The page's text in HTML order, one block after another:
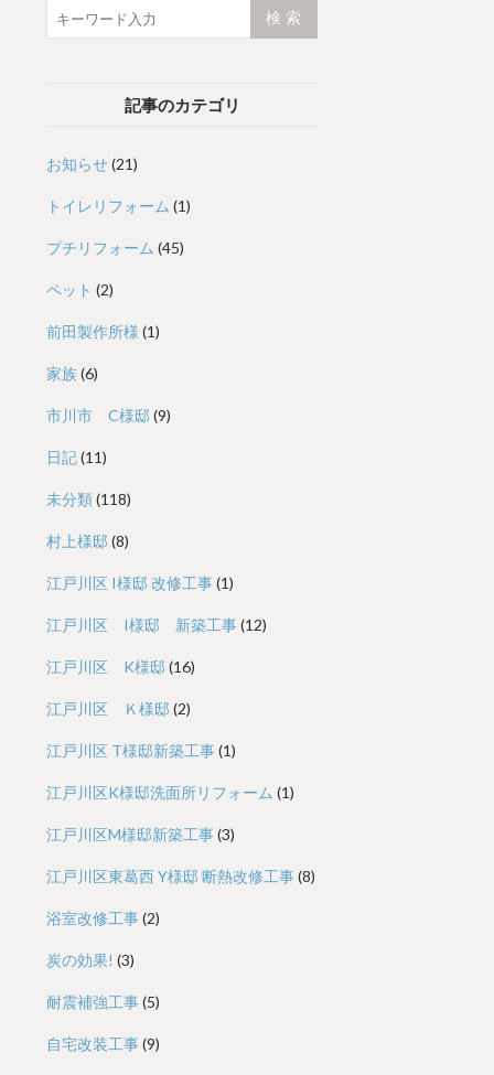
記事のカテゴリ
お知らせ(21)
トイレリフォーム (1)
プチリフォーム (45)
ペット (2)
前田製作所様 (1)
家族(6)
市川市 C様邸 (9)
日記(11)
未分類(118)
村上様邸 (8)
江戸川区 I様邸 改修工事(1)
江戸川区 I様邸 新築工事(12)
江戸川区 K様邸 (16)
江戸川区 Ｋ様邸 (2)
江戸川区 T様邸新築工事(1)
江戸川区K様邸洗面所リフォーム (1)
江戸川区M様邸新築工事(3)
江戸川区東葛西 Y様邸 断熱改修工事(8)
浴室改修工事(2)
炭の効果! (3)
耐震補強工事(5)
自宅改装工事(9)